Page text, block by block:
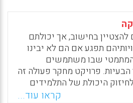
אולם, מורי המורים
הוראה אפקטיבית
ילדים בודדים, בנייה על
ועל מתמטיקה הנובעת
בעוד מורי המורים
את החשיבות של הצגה ברורה
ושיעורי בית כמו גם מטרות
ספציפיות עבור כל שיעור (Hemmi, Kirsti; Ryve,
בחישוב, אך יכולתם
תפגע אם הם לא יבינו
שבו משתמשים
הבעיות. פרויקט מחקר פעולה זה
היכולת של התלמידים
לתקשר באופן מתמטי (Bruun, Faye; Diaz, Joan
קראו עוד...